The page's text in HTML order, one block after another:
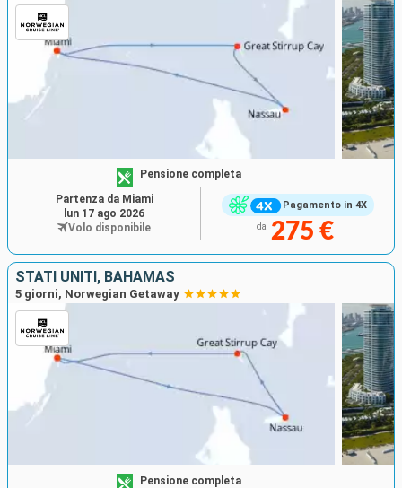
Pagamento in 4X
Pensione completa
da 275 €
Partenza da Miami
lun 17 ago 2026
Volo disponibile
STATI UNITI, BAHAMAS
5 giorni, Norwegian Getaway
Pensione completa